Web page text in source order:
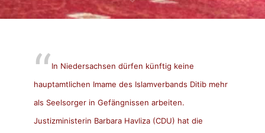
In Niedersachsen dürfen künftig keine
hauptamtlichen Imame des Islamverbands Ditib mehr
als Seelsorger in Gefängnissen arbeiten.
Justizministerin Barbara Havliza (CDU) hat die